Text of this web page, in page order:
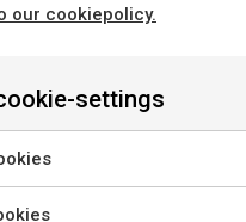
i NCC sitt program for
endt utdannelse og
our cookiepolicy.
settings